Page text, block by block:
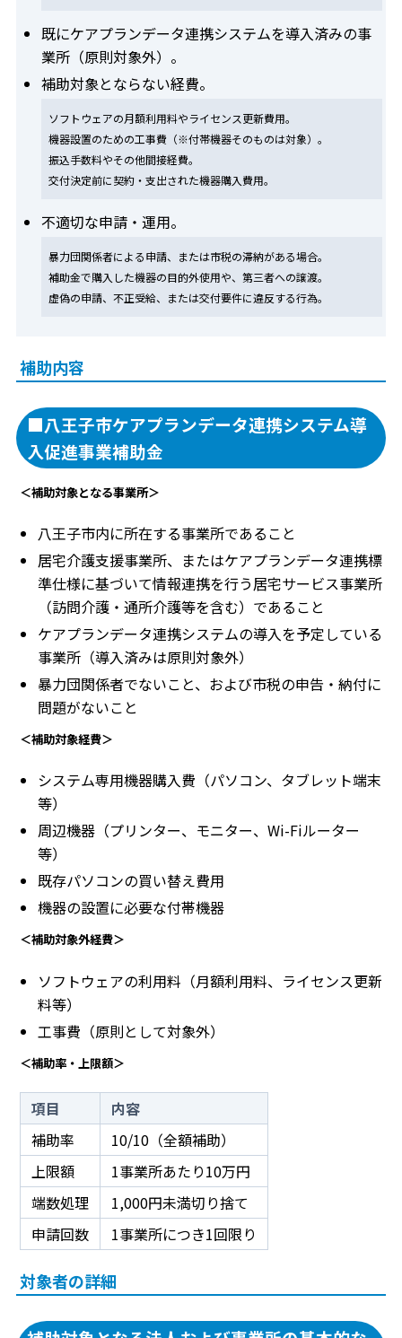
既にケアプランデータ連携システムを導入済みの事
業所（原則対象外）。
補助対象とならない経費。
ソフトウェアの月額利用料やライセンス更新費用。
機器設置のための工事費（※付帯機器そのものは対象）。
振込手数料やその他間接経費。
交付決定前に契約・支出された機器購入費用。
不適切な申請・運用。
暴力団関係者による申請、または市税の滞納がある場合。
補助金で購入した機器の目的外使用や、第三者への譲渡。
虚偽の申請、不正受給、または交付要件に違反する行為。
補助内容
■八王子市ケアプランデータ連携システム導
入促進事業補助金
＜補助対象となる事業所＞
八王子市内に所在する事業所であること
居宅介護支援事業所、またはケアプランデータ連携標
準仕様に基づいて情報連携を行う居宅サービス事業所
（訪問介護・通所介護等を含む）であること
ケアプランデータ連携システムの導入を予定している
事業所（導入済みは原則対象外）
暴力団関係者でないこと、および市税の申告・納付に
問題がないこと
＜補助対象経費＞
システム専用機器購入費（パソコン、タブレット端末
等）
周辺機器（プリンター、モニター、Wi-Fiルーター
等）
既存パソコンの買い替え費用
機器の設置に必要な付帯機器
＜補助対象外経費＞
ソフトウェアの利用料（月額利用料、ライセンス更新
料等）
工事費（原則として対象外）
＜補助率・上限額＞
項目
内容
補助率
10/10（全額補助）
上限額
1事業所あたり10万円
端数処理
1,000円未満切り捨て
申請回数
1事業所につき1回限り
対象者の詳細